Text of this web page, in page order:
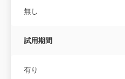
無し
試用期間
有り